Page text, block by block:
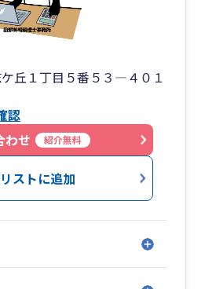
丘１丁目５番５３―４０１
認
わせ
紹介無料
ストに追加